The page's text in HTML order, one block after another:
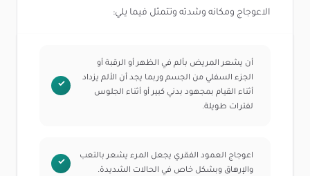
الاعوجاج ومكانه وشدته وتتمثل فيما يلي:
أن يشعر المريض بألم في الظهر أو الرقبة أو
الجزء السفلي من الجسم وربما يجد أن الألم يزداد
أثناء القيام بمجهود بدني كبير أو أثناء الجلوس
لفترات طويلة.
اعوجاج العمود الفقري يجعل المرء يشعر بالتعب
والإرهاق وبشكل خاص في الحالات الشديدة.